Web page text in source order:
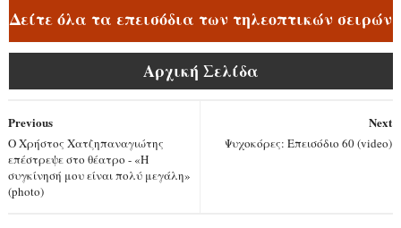
Δείτε όλα τα επεισόδια των τηλεοπτικών σειρών
Αρχική Σελίδα
Next
Ψυχοκόρες: Επεισόδιο 60 (video)
Previous
Ο Χρήστος Χατζηπαναγιώτης
επέστρεψε στο θέατρο - «Η
συγκίνησή μου είναι πολύ μεγάλη»
(photo)